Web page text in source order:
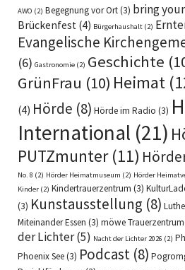
AWO (2) Begegnung vor Ort(3) bring
Brückenfest (4) Bürgerhaushalt (2)
Evangelische
(6) Gastronomie (2) Geschichte
GrünFrau (10) Heimat
(4) Hörde (8) Hörde im Radio (3)
International (21)
PUTZmunter(11)
No. 8 (2) Hörder Heimatmuseum (2) Hörder
Kinder (2) Kindertrauerzentrum (3)
(3) Kunstausstellung (8)
Miteinander Essen (3) möwe Trauerzentrum
der Lichter(5) Nacht der Lichter 2026 (2)
Phoenix See(3) Podcast (8)